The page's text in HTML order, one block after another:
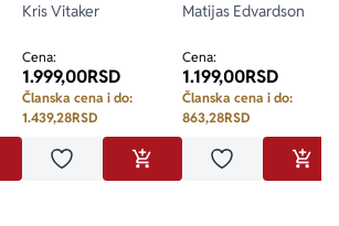
U KORPU
Kris Vitaker
Cena:
1.999,00RSD
Članska cena i do:
1.439,28RSD
Dodaj u omiljeneDODAJ U KORPU
Matijas Edvardson
Cena:
1.199,00RSD
Članska cena i do:
863,28RSD
Dodaj u